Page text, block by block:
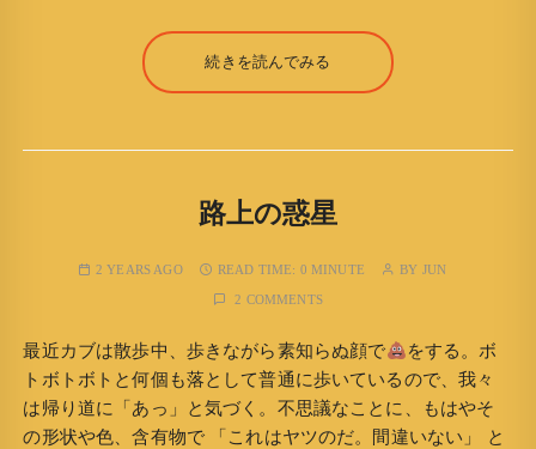
続きを読んでみる
路上の惑星
2 YEARS AGO READ TIME: 0 MINUTE BY JUN
2 COMMENTS
最近カブは散歩中、歩きながら素知らぬ顔で
をする。ボ
トボトボトと何個も落として普通に歩いているので、我々
は帰り道に「あっ」と気づく。不思議なことに、もはやそ
の形状や色、含有物で 「これはヤツのだ。間違いない」 と